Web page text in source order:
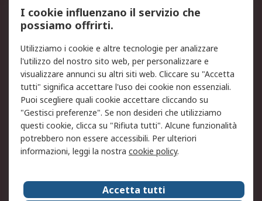
Legale
Informativa Cookie
Informativa Privacy -
Aggiornata
Email Security
Termini d'uso
Condizioni di vendita
Condizioni generali di
servizio
Etica e responsabilità
Chi Siamo
Chi Siamo
Contattaci
Supporto
ESG
I cookie influenzano il servizio che
possiamo offrirti.
Utilizziamo i cookie e altre tecnologie per analizzare
l'utilizzo del nostro sito web, per personalizzare e
visualizzare annunci su altri siti web. Cliccare su "Accetta
tutti" significa accettare l'uso dei cookie non essenziali.
Puoi scegliere quali cookie accettare cliccando su
"Gestisci preferenze". Se non desideri che utilizziamo
questi cookie, clicca su "Rifiuta tutti". Alcune funzionalità
potrebbero non essere accessibili. Per ulteriori
informazioni, leggi la nostra cookie policy.
Accetta tutti